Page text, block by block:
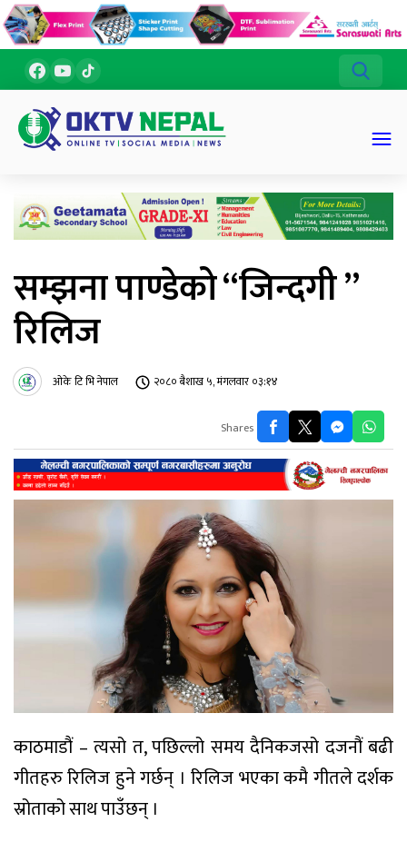
सम्झना पाण्डेको “जिन्दगी ”
रिलिज
ओके टि भि नेपाल २०८० बैशाख ५, मंगलवार ०३:१४
Shares
काठमाडौं – त्यसो त, पछिल्लो समय दैनिकजसो दजनौं बढी
गीतहरु रिलिज हुने गर्छन् । रिलिज भएका कमै गीतले दर्शक
स्रोताको साथ पाउँछन् ।